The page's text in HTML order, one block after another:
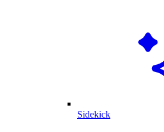
Sidekick